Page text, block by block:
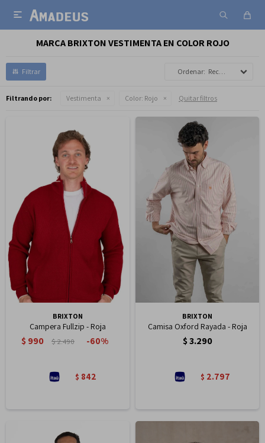

MARCA BRIXTON VESTIMENTA EN COLOR ROJO
Recomendados
Filtrando por: Vestimenta Color: Rojo Quitar filtros
BRIXTON
Campera Fullzip - Roja
$990 $2.490 60
$ 842
BRIXTON
Camisa Oxford Rayada - Roja
$3.290
$ 2.797